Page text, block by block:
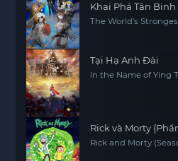
Khai Phá Tân
Cung
The World's
Tại Hạ Anh Đài
In the Name of Ying
Rick và Morty
Rick and Morty